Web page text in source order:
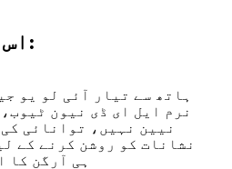
اس شے کے بارے میں:
ہاتھ سے تیار آئی لو یو
نرم ایل ای ڈی نیون
نیین نہیں، توانائی
نشانات کو روشن کرنے کے
ہی آرگن کا